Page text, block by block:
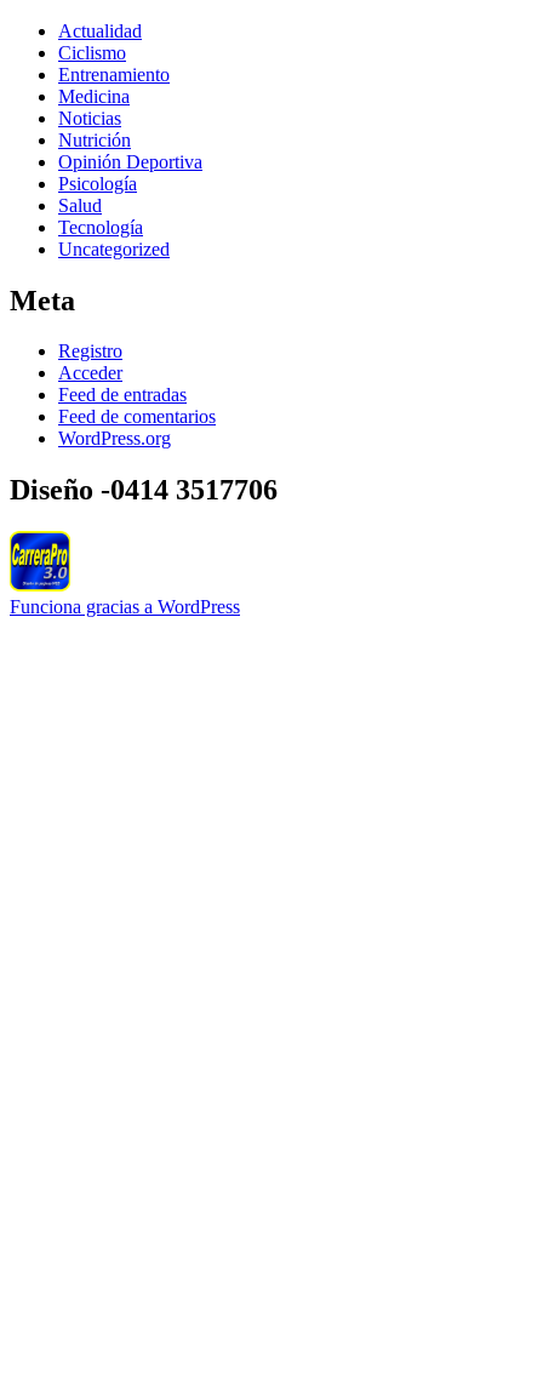
Actualidad
Ciclismo
Entrenamiento
Medicina
Noticias
Nutrición
Opinión Deportiva
Psicología
Salud
Tecnología
Uncategorized
Meta
Registro
Acceder
Feed de entradas
Feed de comentarios
WordPress.org
Diseño -0414 3517706
Funciona gracias a WordPress